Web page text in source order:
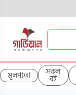
মূলপাতা সকল
বই